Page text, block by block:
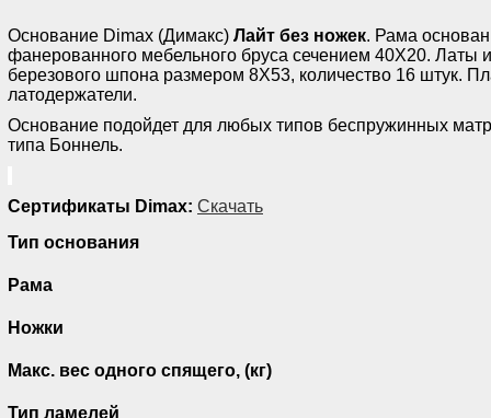
Основание Dimax (Димакс) Лайт без ножек. Рама
фанерованного мебельного бруса сечением 40Х20. Латы
березового шпона размером 8Х53, количество 16 штук.
латодержатели.
Основание подойдет для любых типов беспружинных
типа Боннель.
Сертификаты Dimax: Скачать
Тип основания
Рама
Ножки
Макс. вес одного спящего, (кг)
Тип ламелей